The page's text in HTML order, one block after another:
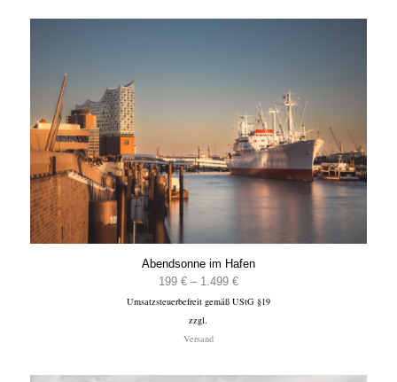
Abendsonne im Hafen
199 € – 1.499 €Preisspanne:
199 €
Umsatzsteuerbefreit gemäß UStG §19
zzgl.
Versand